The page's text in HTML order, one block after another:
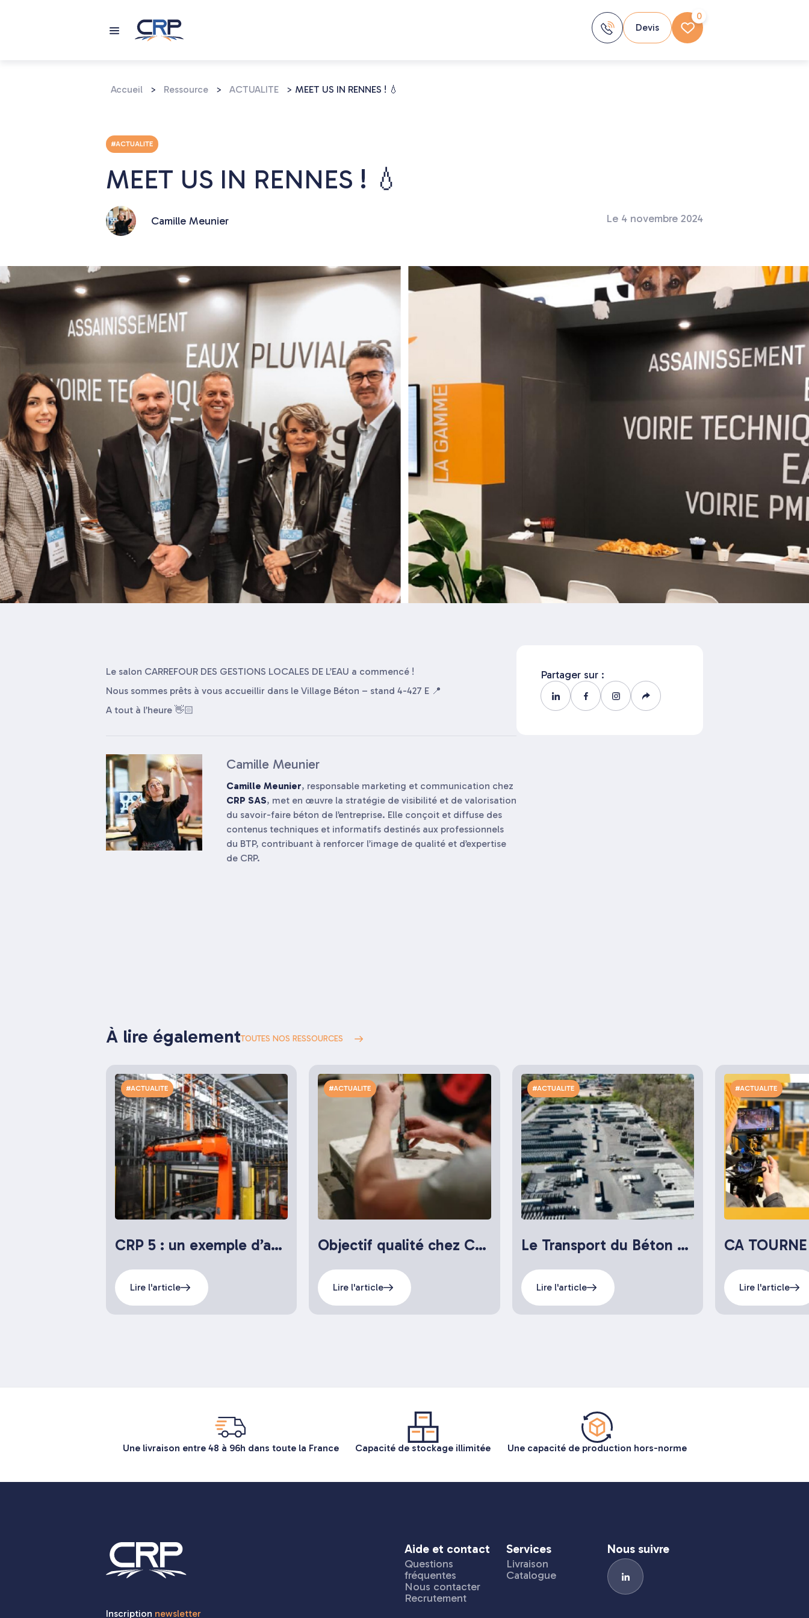
Devis
0
Accueil > Ressource > ACTUALITE > MEET US IN RENNES ! 💧
#ACTUALITE
MEET US IN RENNES ! 💧
Camille Meunier Le 4 novembre 2024
Le salon CARREFOUR DES GESTIONS LOCALES DE L’EAU a commencé !
Nous sommes prêts à vous accueillir dans le Village Béton – stand 4-427 E 📍
A tout à l’heure 👋🏻
Camille Meunier
Camille Meunier, responsable marketing et communication chez
CRP SAS, met en œuvre la stratégie de visibilité et de valorisation
du savoir-faire béton de l’entreprise. Elle conçoit et diffuse des
contenus techniques et informatifs destinés aux professionnels
du BTP, contribuant à renforcer l’image de qualité et d’expertise
de CRP.
Partager sur :
À lire égalementTOUTES NOS RESSOURCES
#ACTUALITE
CRP 5 : un exemple d’automatisation dans le monde industriel du béton
Lire l'article
#ACTUALITE
Objectif qualité chez CRP
Lire l'article
#ACTUALITE
Le Transport du Béton chez CRP
Lire l'article
#ACTUALITE
CA
Lire l'article
Une livraison entre 48 à 96h dans toute la France Capacité de stockage illimitée Une capacité de production hors-norme
Inscription newsletter
Aide et contact
Questions
fréquentes
Nous contacter
Recrutement
Services
Livraison
Catalogue
Nous suivre